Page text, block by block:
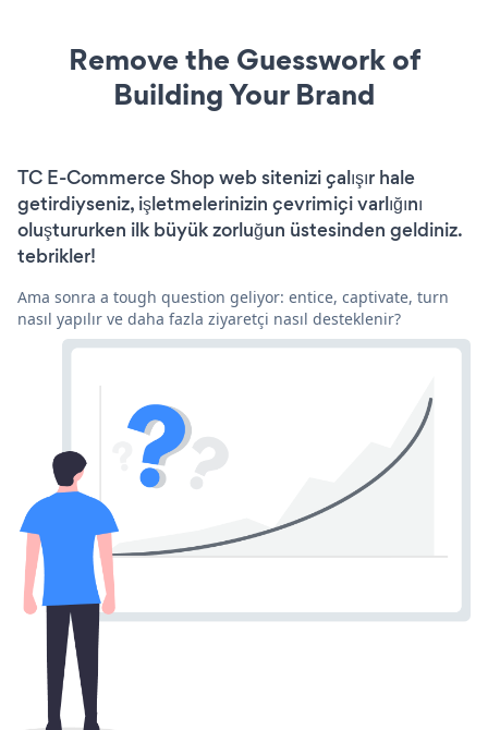
Remove the Guesswork of
Building Your Brand
TC E-Commerce Shop web sitenizi çalışır hale
getirdiyseniz, işletmelerinizin çevrimiçi varlığını
oluştururken ilk büyük zorluğun üstesinden geldiniz.
tebrikler!
Ama sonra a tough question geliyor: entice, captivate, turn
nasıl yapılır ve daha fazla ziyaretçi nasıl desteklenir?